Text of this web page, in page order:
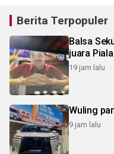
Berita Terpopuler
Balsa
juara
19 jam lalu
Wuling
9 jam lalu